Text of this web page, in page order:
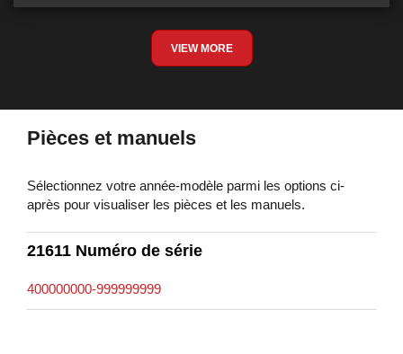
VIEW MORE
Pièces et manuels
Sélectionnez votre année-modèle parmi les options ci-
après pour visualiser les pièces et les manuels.
21611 Numéro de série
400000000-999999999